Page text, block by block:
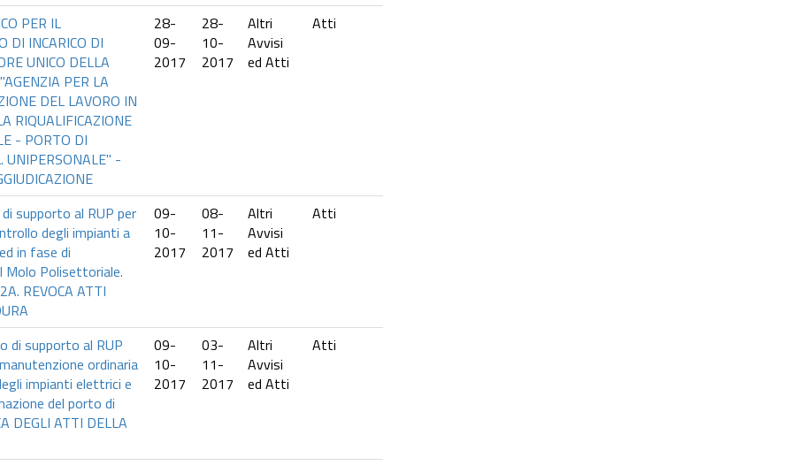
PER IL
DI INCARICO DI
UNICO DELLA
PER LA
DEL LAVORO IN
RIQUALIFICAZIONE
- PORTO DI
UNIPERSONALE" -
28-
09-
2017
28-
10-
2017
Altri
Avvisi
ed Atti
Atti
supporto al RUP per
degli impianti a
in fase di
Molo Polisettoriale.
REVOCA ATTI
09-
10-
2017
08-
11-
2017
Altri
Avvisi
ed Atti
Atti
di supporto al RUP
ordinaria
impianti elettrici e
del porto di
DEGLI ATTI DELLA
09-
10-
2017
03-
11-
2017
Altri
Avvisi
ed Atti
Atti